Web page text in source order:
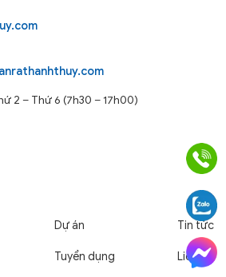
2 – Thứ 6 (7h30 – 17h00)
Dự án
Tuyển dụng
Tin tức
Liên hệ